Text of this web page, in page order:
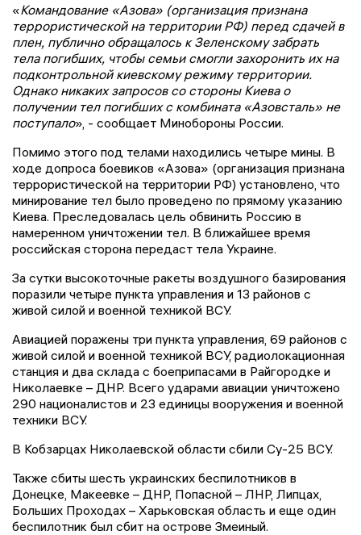
«Командование «Азова» (организация признана
террористической на территории РФ) перед сдачей в
плен, публично обращалось к Зеленскому забрать
тела погибших, чтобы семьи смогли захоронить их на
подконтрольной киевскому режиму территории.
Однако никаких запросов со стороны Киева о
получении тел погибших с комбината «Азовсталь» не
поступало», - сообщает Минобороны России.
Помимо этого под телами находились четыре мины. В
ходе допроса боевиков «Азова» (организация признана
террористической на территории РФ) установлено, что
минирование тел было проведено по прямому указанию
Киева. Преследовалась цель обвинить Россию в
намеренном уничтожении тел. В ближайшее время
российская сторона передаст тела Украине.
За сутки высокоточные ракеты воздушного базирования
поразили четыре пункта управления и 13 районов с
живой силой и военной техникой ВСУ.
Авиацией поражены три пункта управления, 69 районов с
живой силой и военной техникой ВСУ, радиолокационная
станция и два склада с боеприпасами в Райгородке и
Николаевке – ДНР. Всего ударами авиации уничтожено
290 националистов и 23 единицы вооружения и военной
техники ВСУ.
В Кобзарцах Николаевской области сбили Су-25 ВСУ.
Также сбиты шесть украинских беспилотников в
Донецке, Макеевке – ДНР, Попасной – ЛНР, Липцах,
Больших Проходах – Харьковская область и еще один
беспилотник был сбит на острове Змеиный.